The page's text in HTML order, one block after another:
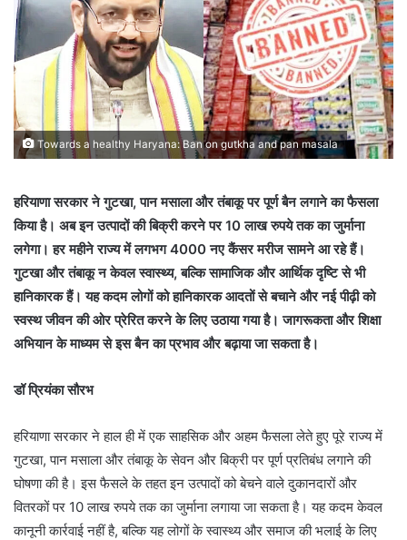
Towards a healthy Haryana: Ban on gutkha and pan masala
हरियाणा सरकार ने गुटखा, पान मसाला और तंबाकू पर पूर्ण बैन लगाने का फैसला
किया है। अब इन उत्पादों की बिक्री करने पर 10 लाख रुपये तक का जुर्माना
लगेगा। हर महीने राज्य में लगभग 4000 नए कैंसर मरीज सामने आ रहे हैं।
गुटखा और तंबाकू न केवल स्वास्थ्य, बल्कि सामाजिक और आर्थिक दृष्टि से भी
हानिकारक हैं। यह कदम लोगों को हानिकारक आदतों से बचाने और नई पीढ़ी को
स्वस्थ जीवन की ओर प्रेरित करने के लिए उठाया गया है। जागरूकता और शिक्षा
अभियान के माध्यम से इस बैन का प्रभाव और बढ़ाया जा सकता है।
डॉ प्रियंका सौरभ
हरियाणा सरकार ने हाल ही में एक साहसिक और अहम फैसला लेते हुए पूरे राज्य में
गुटखा, पान मसाला और तंबाकू के सेवन और बिक्री पर पूर्ण प्रतिबंध लगाने की
घोषणा की है। इस फैसले के तहत इन उत्पादों को बेचने वाले दुकानदारों और
वितरकों पर 10 लाख रुपये तक का जुर्माना लगाया जा सकता है। यह कदम केवल
कानूनी कार्रवाई नहीं है, बल्कि यह लोगों के स्वास्थ्य और समाज की भलाई के लिए